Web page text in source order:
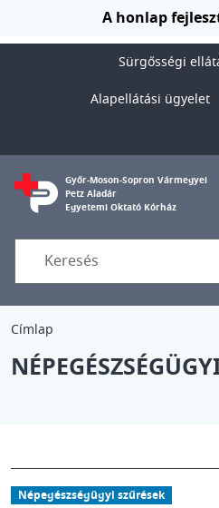
Ugrás a tartalomraA honlap
Sürgősségi
Alapellátási ügyelet
Győr-Moson-Sopron Vármegyei
Petz Aladár
Egyetemi Oktató Kórház
Címlap
Népegészségügyi szűrések